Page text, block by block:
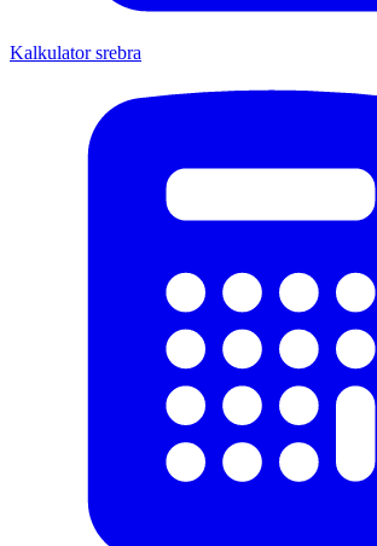
Kalkulator srebra